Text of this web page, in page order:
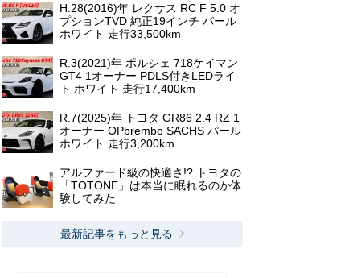
H.28(2016)年 レクサス RC F 5.0 オ
プションTVD 純正19インチ パール
ホワイト 走行33,500km
R.3(2021)年 ポルシェ 718ケイマン
GT4 1オーナー PDLS付きLEDライ
ト ホワイト 走行17,400km
R.7(2025)年 トヨタ GR86 2.4 RZ 1
オーナー OPbrembo SACHS パール
ホワイト 走行3,200km
アルファード級の快適さ!? トヨタの
「TOTONE」は本当に眠れるのか体
験してみた
最新記事をもっと見る